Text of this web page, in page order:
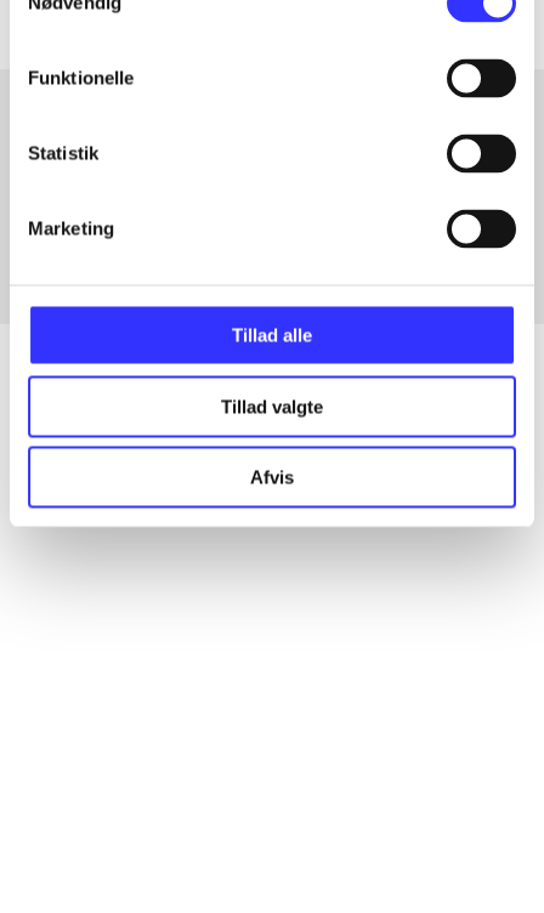
Funktionelle
Statistik
Marketing
Tillad alle
Tillad valgte
Afvis
Artikler med samme emner
Artikler
Alle registrerede artikler fordelt på udgivelser